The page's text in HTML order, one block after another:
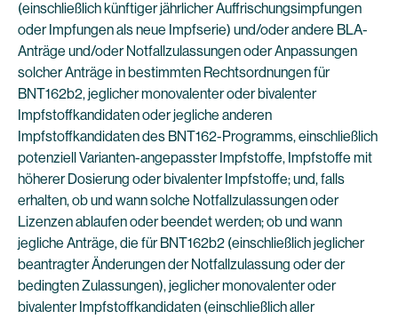
(einschließlich künftiger jährlicher Auffrischungsimpfungen
oder Impfungen als neue Impfserie) und/oder andere BLA-
Anträge und/oder Notfallzulassungen oder Anpassungen
solcher Anträge in bestimmten Rechtsordnungen für
BNT162b2, jeglicher monovalenter oder bivalenter
Impfstoffkandidaten oder jegliche anderen
Impfstoffkandidaten des BNT162-Programms, einschließlich
potenziell Varianten-angepasster Impfstoffe, Impfstoffe mit
höherer Dosierung oder bivalenter Impfstoffe; und, falls
erhalten, ob und wann solche Notfallzulassungen oder
Lizenzen ablaufen oder beendet werden; ob und wann
jegliche Anträge, die für BNT162b2 (einschließlich jeglicher
beantragter Änderungen der Notfallzulassung oder der
bedingten Zulassungen), jeglicher monovalenter oder
bivalenter Impfstoffkandidaten (einschließlich aller